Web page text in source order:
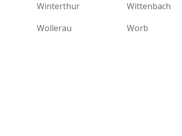
Winterthur
Wittenbach
Wollerau
Worb